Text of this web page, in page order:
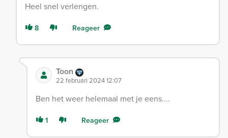
Heel snel verlengen.
8 Reageer
Toon
22 februari 2024 12:07
Ben het weer helemaal met je eens....
1 Reageer